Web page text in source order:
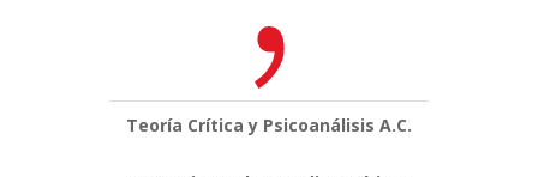
Teoría Crítica y Psicoanálisis A.C.